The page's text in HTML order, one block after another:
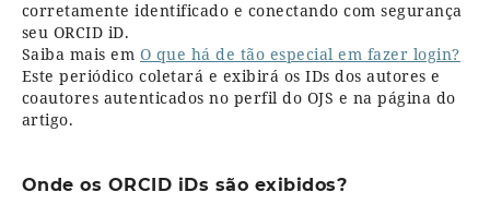
corretamente identificado e conectando com segurança
seu ORCID iD.
Saiba mais em O que há de tão especial em fazer login?
Este periódico coletará e exibirá os IDs dos autores e
coautores autenticados no perfil do OJS e na página do
artigo.
Onde os ORCID iDs são exibidos?